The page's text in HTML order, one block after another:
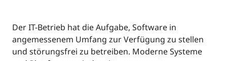
Der IT-Betrieb hat die Aufgabe, Software in
angemessenem Umfang zur Verfügung zu stellen
und störungsfrei zu betreiben. Moderne Systeme